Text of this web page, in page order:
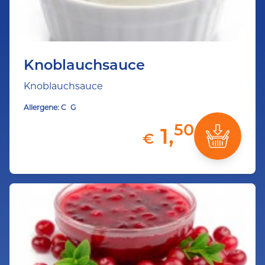
Knoblauchsauce
Knoblauchsauce
Allergene: C G
€ 1,50